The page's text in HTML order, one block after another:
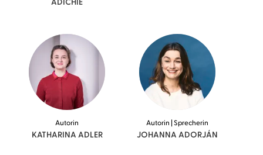
ADICHIE
Autorin
KATHARINA ADLER
Autorin | Sprecherin
JOHANNA ADORJÁN